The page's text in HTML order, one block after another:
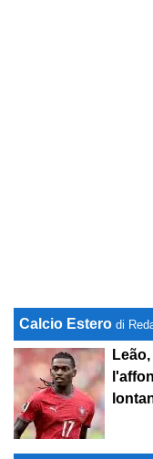
Calcio Estero di